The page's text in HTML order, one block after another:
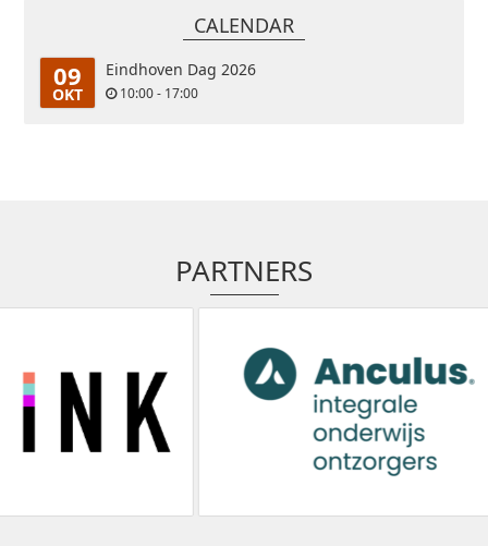
CALENDAR
09
OKT
Eindhoven Dag 2026
10:00 - 17:00
PARTNERS